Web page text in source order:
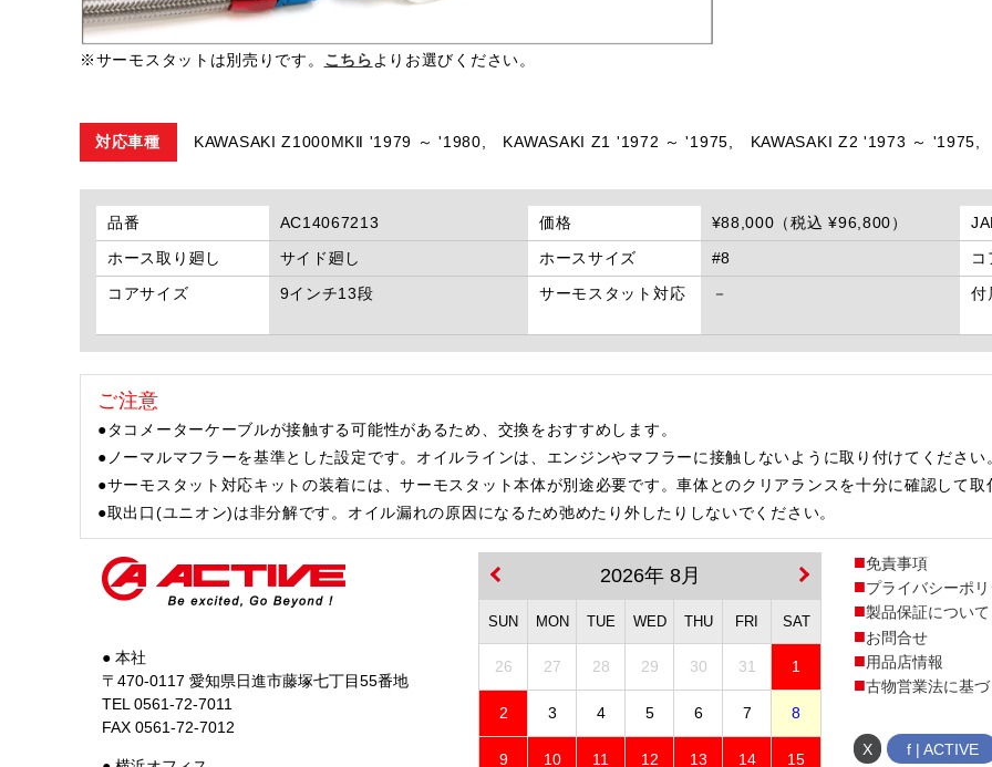
※サーモスタットは別売りです。 こちら よりお選びください。
対応車種 KAWASAKI Z1000MKⅡ '1979 ～ '1980, KAWASAKI Z1 '1972 ～ '1975, KAWASAKI Z2 '1973 ～ '1975,
品番 AC14067213 価格 ¥88,000（税込 ¥96,800）
ホース取り廻し
サイド廻し ホースサイズ #8
コ
コアサイズ
9インチ13段 サーモスタット対応 － 付
ご注意
●タコメーターケーブルが接触する可能性があるため、交換をおすすめします。
●ノーマルマフラーを基準とした設定です。オイルラインは、エンジンやマフラーに接触しないように取り付けてください
●サーモスタット対応キットの装着には、サーモスタット本体が別途必要です。車体とのクリアランスを十分に確認して取
●取出口(ユニオン)は非分解です。オイル漏れの原因になるため弛めたり外したりしないでください。
● 本社
〒470-0117 愛知県日進市藤塚七丁目55番地
TEL 0561-72-7011
FAX 0561-72-7012
2026年 8月
SUN MON TUE WED THU FRI SAT
26 27 28 29 30 31 1
2 3 4 5 6 7 8
9 10 11 12 13 14 15
免責事項
プライバシーポ
製品保証について
お問合せ
用品店情報
古物営業法に基
X f | ACTIVE